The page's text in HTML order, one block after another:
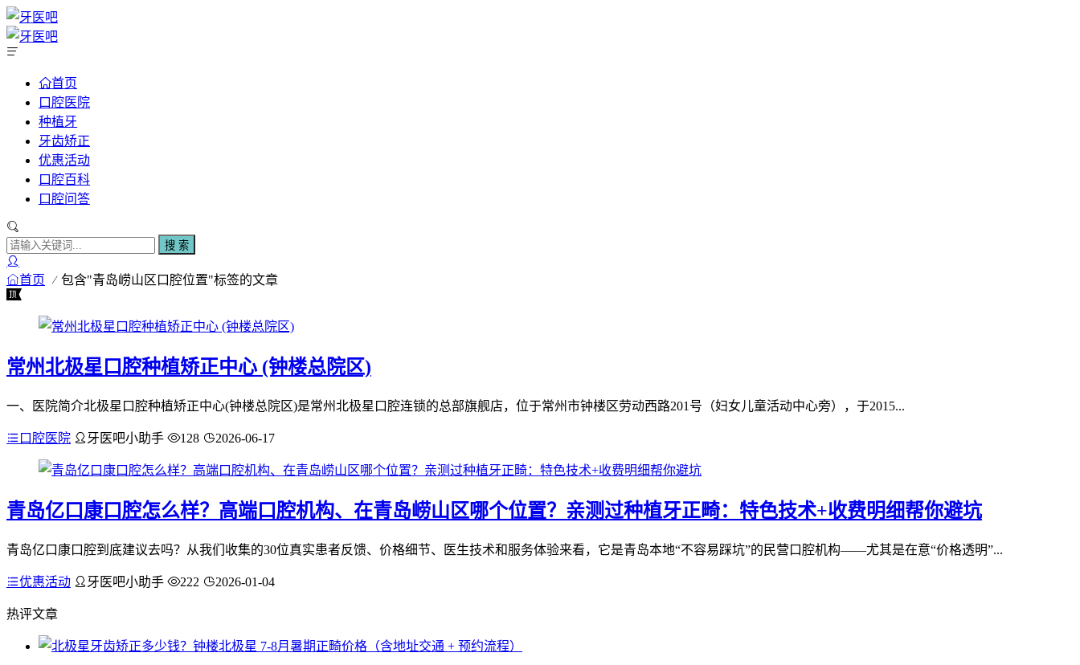
首页
口腔医院
种植牙
牙齿矫正
优惠活动
口腔百科
口腔问答
搜 索
首页 包含"青岛崂山区口腔位置"标签的文章
常州北极星口腔种植矫正中心 (钟楼总院区)
一、医院简介北极星口腔种植矫正中心(钟楼总院区)是常州北极星口腔连锁的总部旗舰店，位于常州市钟楼区劳动西路201号（妇女儿童活动中心旁），于2015...
口腔医院 牙医吧小助手 128 2026-06-17
青岛亿口康口腔怎么样？高端口腔机构、在青岛崂山区哪个位置？亲测过种植牙正畸：特色技术+收费明细帮你避坑
青岛亿口康口腔到底建议去吗？从我们收集的30位真实患者反馈、价格细节、医生技术和服务体验来看，它是青岛本地“不容易踩坑”的民营口腔机构——尤其是在意“价格透明”...
优惠活动 牙医吧小助手 222 2026-01-04
热评文章